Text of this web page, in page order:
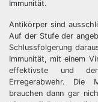
Immunität.
Antikörper sind
Auf der Stufe der
Schlussfolgerung
Immunität, mit einem
effektivste und
Erregerabwehr. Die
brauchen dann gar